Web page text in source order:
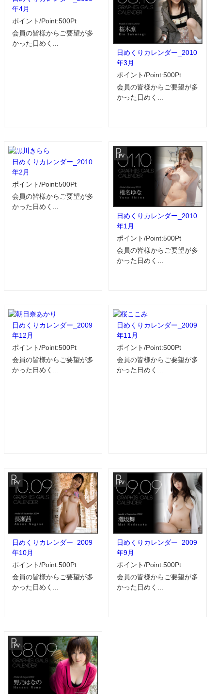
年4月
ポイント/Point:500Pt
会員の皆様からご要望が多
かった日めく...
日めくりカレンダー_2010
年3月
ポイント/Point:500Pt
会員の皆様からご要望が多
かった日めく...
日めくりカレンダー_2010
年2月
ポイント/Point:500Pt
会員の皆様からご要望が多
かった日めく...
日めくりカレンダー_2010
年1月
ポイント/Point:500Pt
会員の皆様からご要望が多
かった日めく...
日めくりカレンダー_2009
年12月
ポイント/Point:500Pt
会員の皆様からご要望が多
かった日めく...
日めくりカレンダー_2009
年11月
ポイント/Point:500Pt
会員の皆様からご要望が多
かった日めく...
日めくりカレンダー_2009
年10月
ポイント/Point:500Pt
会員の皆様からご要望が多
かった日めく...
日めくりカレンダー_2009
年9月
ポイント/Point:500Pt
会員の皆様からご要望が多
かった日めく...